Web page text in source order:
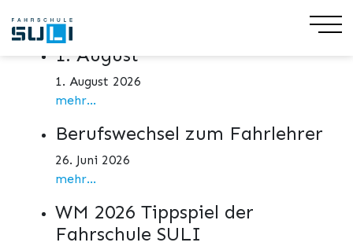
Aktuelles
1. August
1. August 2026
mehr...
Berufswechsel zum Fahrlehrer
26. Juni 2026
mehr...
WM 2026 Tippspiel der
Fahrschule SULI